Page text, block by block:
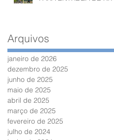
Arquivos
janeiro de 2026
dezembro de 2025
junho de 2025
maio de 2025
abril de 2025
março de 2025
fevereiro de 2025
julho de 2024